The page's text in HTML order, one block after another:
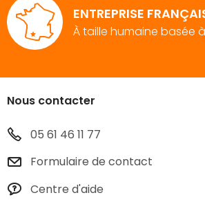
ENTREPRISE
À taille humaine basée
Nous contacter
05 61 46 11 77
Formulaire de contact
Centre d'aide